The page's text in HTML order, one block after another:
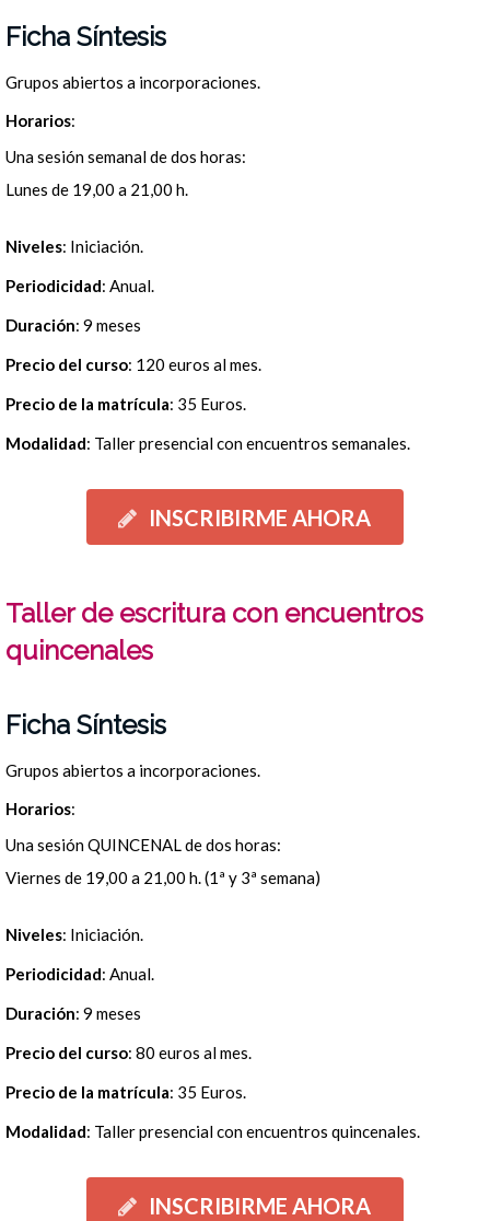
Ficha Síntesis
Grupos abiertos a incorporaciones.
Horarios:
Una sesión semanal de dos horas:
Lunes de 19,00 a 21,00 h.
Niveles: Iniciación.
Periodicidad: Anual.
Duración: 9 meses
Precio del curso: 120 euros al mes.
Precio de la matrícula: 35 Euros.
Modalidad: Taller presencial con encuentros semanales.
INSCRIBIRME AHORA
Taller de escritura con encuentros
quincenales
Ficha Síntesis
Grupos abiertos a incorporaciones.
Horarios:
Una sesión QUINCENAL de dos horas:
Viernes de 19,00 a 21,00 h. (1ª y 3ª semana)
Niveles: Iniciación.
Periodicidad: Anual.
Duración: 9 meses
Precio del curso: 80 euros al mes.
Precio de la matrícula: 35 Euros.
Modalidad: Taller presencial con encuentros quincenales.
INSCRIBIRME AHORA